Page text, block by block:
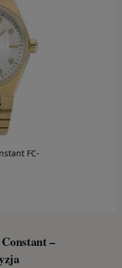
FC-
–